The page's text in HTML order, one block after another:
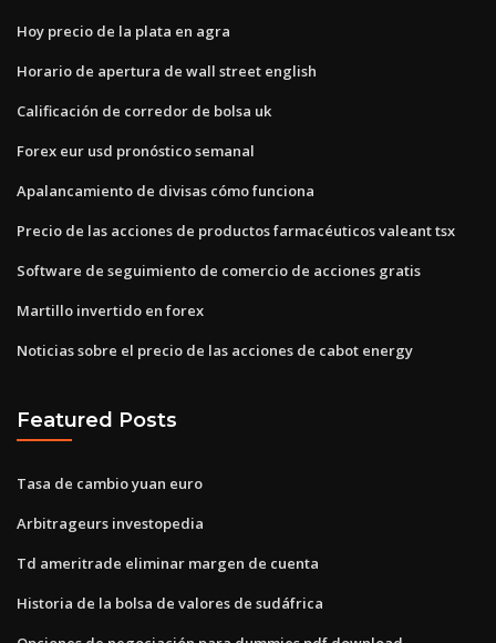
Hoy precio de la plata en agra
Horario de apertura de wall street english
Calificación de corredor de bolsa uk
Forex eur usd pronóstico semanal
Apalancamiento de divisas cómo funciona
Precio de las acciones de productos farmacéuticos valeant tsx
Software de seguimiento de comercio de acciones gratis
Martillo invertido en forex
Noticias sobre el precio de las acciones de cabot energy
Featured Posts
Tasa de cambio yuan euro
Arbitrageurs investopedia
Td ameritrade eliminar margen de cuenta
Historia de la bolsa de valores de sudáfrica